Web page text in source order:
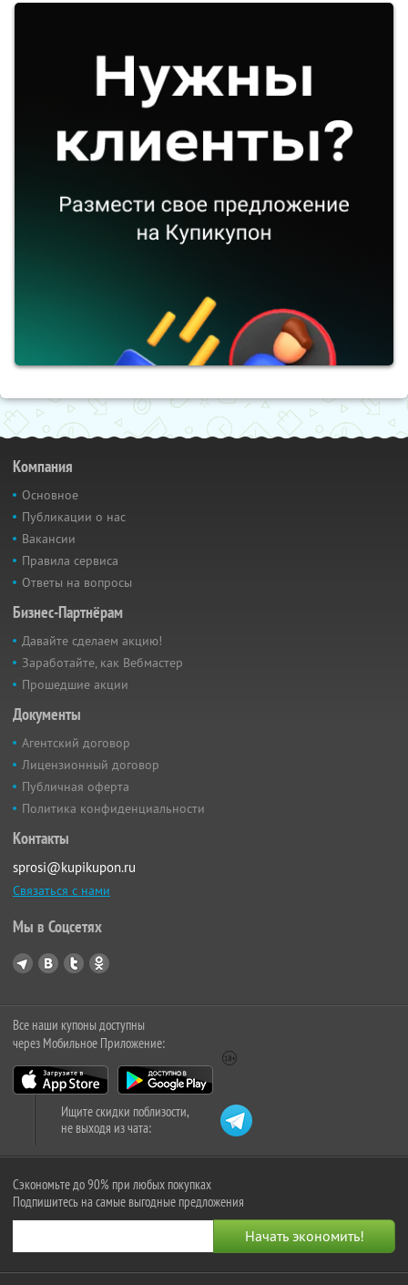
Компания
Основное
Публикации о нас
Вакансии
Правила сервиса
Ответы на вопросы
Бизнес-Партнёрам
Давайте сделаем акцию!
Заработайте, как Вебмастер
Прошедшие акции
Документы
Агентский договор
Лицензионный договор
Публичная оферта
Политика конфиденциальности
Контакты
sprosi@kupikupon.ru
Связаться с нами
Мы в Соцсетях
Все наши купоны доступны
через Мобильное Приложение:
Ищите скидки поблизости,
не выходя из чата:
Сэкономьте до 90% при любых покупках
Подпишитесь на самые выгодные предложения